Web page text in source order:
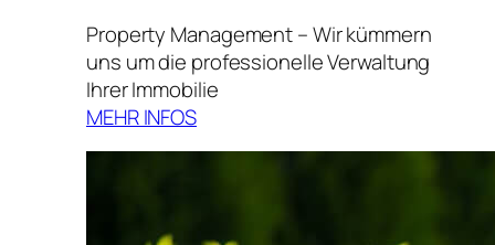
Property Management – Wir kümmern
uns um die professionelle Verwaltung
Ihrer Immobilie
MEHR INFOS